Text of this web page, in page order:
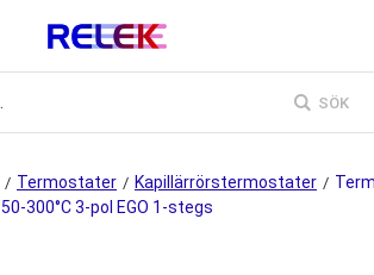
SÖK
/ Termostater / Kapillärrörstermostater /
50-300°C 3-pol EGO 1-stegs